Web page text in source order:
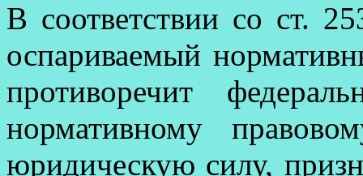
В соответствии со ст.
оспариваемый
противоречит
нормативному
юридическую силу,